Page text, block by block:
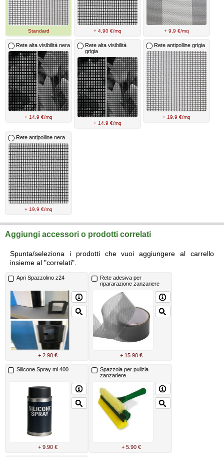
Standard + 4,90 €/mq + 9,9 €/mq
Rete alta visibilità nera
+ 14,9 €/mq
Rete alta visibilità
grigia
+ 14,9 €/mq
Rete antipolline grigia
+ 19,9 €/mq
Rete antipolline nera
+ 19,9 €/mq
Aggiungi accessori o prodotti correlati
Spunta/seleziona i prodotti che vuoi aggiungere al carrello
insieme al "correlati".
Apri Spazzolino z24
+ 2.90 €
Rete adesiva per
ripararazione zanzariere
+ 15.90 €
Silicone Spray ml 400
+ 9.90 €
Spazzola per pulizia
zanzariere
+ 5.90 €